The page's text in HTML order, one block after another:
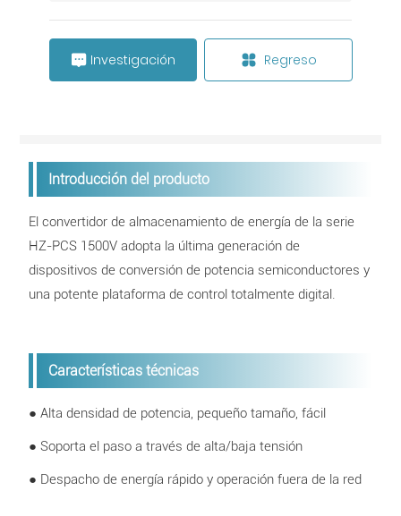
Investigación Regreso
Introducción del producto
El convertidor de almacenamiento de energía de la serie
HZ-PCS 1500V adopta la última generación de
dispositivos de conversión de potencia semiconductores y
una potente plataforma de control totalmente digital.
Características técnicas
● Alta densidad de potencia, pequeño tamaño, fácil
● Soporta el paso a través de alta/baja tensión
● Despacho de energía rápido y operación fuera de la red